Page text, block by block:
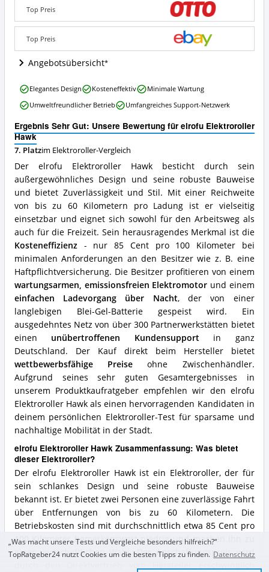
Angebote:
ist
dieser
Elektroroller
erhältlich?
Top Preis
Top Preis
Angebotsübersicht
Ergebnis Sehr Gut: Unsere Bewertung für elrofu Elektroroller
Hawk
7. Platzim Elektroroller-Vergleich
Der elrofu Elektroroller Hawk besticht durch sein
außergewöhnliches Design und seine robuste Bauweise
und bietet Zuverlässigkeit und Stil. Mit einer Reichweite
von bis zu 60 Kilometern pro Ladung ist er vielseitig
einsetzbar und eignet sich sowohl für den Arbeitsweg als
auch für die Freizeit. Sein herausragendes Merkmal ist die
Kosteneffizienz- nur 85 Cent pro 100 Kilometer bei
minimalen Anforderungen an den Besitzer wie z. B. eine
Haftpflichtversicherung. Die Besitzer profitieren von einem
wartungsarmen, emissionsfreien Elektromotor und einem
einfachen Ladevorgang über Nacht, der von einer
langlebigen Blei-Gel-Batterie gespeist wird. Ein
ausgedehntes Netz von über 300 Partnerwerkstätten bietet
einen unübertroffenen Kundensupportin ganz
Deutschland. Der Kauf direkt beim Hersteller bietet
wettbewerbsfähige Preise ohne Zwischenhändler.
Aufgrund seines sehr guten Gesamtergebnisses in
unserem Produktkaufratgeber empfehlen wir den elrofu
Elektroroller Hawk als einen hervorragenden Kandidaten in
deinem persönlichen Elektroroller-Test für sparsame und
nachhaltige Mobilität in der Stadt.
elrofu Elektroroller Hawk Zusammenfassung: Was bietet
dieser Elektroroller?
Der elrofu Elektroroller Hawk ist ein Elektroroller, der für
sein schlankes Design und seine robuste Bauweise
bekannt ist. Er bietet zwei Personen eine zuverlässige Fahrt
über Entfernungen von bis zu 60 Kilometern. Die
Betriebskosten sind mit durchschnittlich etwa 85 Cent pro
100 Kilometer bemerkenswert niedrig und machen ihn zu
einer wirtschaftlichen Wahl. Der Anschaffungspreis wird
elrofu
Elektroroller
Hawk
Was
spricht
für
diesen
Elektroroller?
Elegantes Design Kosteneffektiv
Minimale Wartung
Umweltfreundlicher Betrieb
Umfangreiches Support-Netzwerk
„Was macht unsere Tests und Vergleiche besonders hilfreich?“
TopRatgeber24 nutzt Cookies um die besten Tipps zu finden. Datenschutz